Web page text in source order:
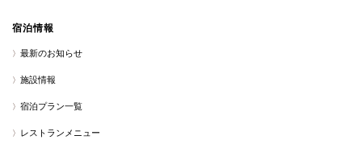
宿泊情報
最新のお知らせ
施設情報
宿泊プラン一覧
レストランメニュー